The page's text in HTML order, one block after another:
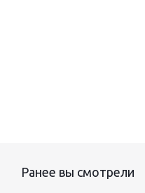
Ранее вы смотрели